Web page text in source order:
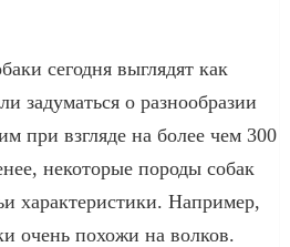
сегодня выглядят как
задуматься о разнообразии
при взгляде на более чем 300
некоторые породы собак
характеристики. Например,
очень похожи на волков.